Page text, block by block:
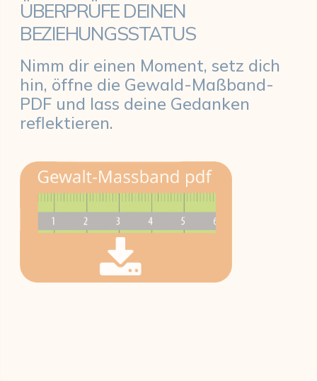
ÜBERPRÜFE DEINEN
BEZIEHUNGSSTATUS
Nimm dir einen Moment, setz dich
hin, öffne die Gewald-Maßband-
PDF und lass deine Gedanken
reflektieren.